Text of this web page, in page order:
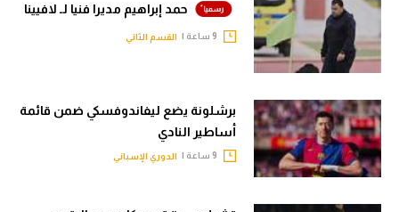
حمد إبراهيم مديرا فنيا لـ لافيينا
القسم الثاني
برشلونة يضع ليفاندوفسكي ضمن قائمة
أساطير النادي
الدوري الإسباني